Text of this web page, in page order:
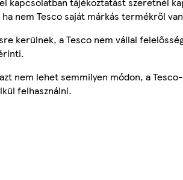
nem Tesco saját márkás termékről
kerülnek, a Tesco nem vállal
nem lehet semmilyen módon, a
felhasználni.